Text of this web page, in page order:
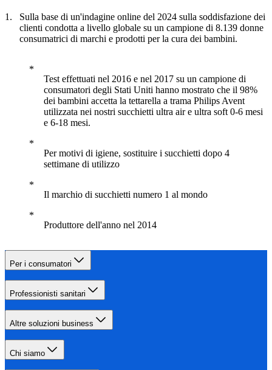
Sulla base di un'indagine online del 2024 sulla soddisfazione dei
clienti condotta a livello globale su un campione di 8.139 donne
consumatrici di marchi e prodotti per la cura dei bambini.
Test effettuati nel 2016 e nel 2017 su un campione di
consumatori degli Stati Uniti hanno mostrato che il 98%
dei bambini accetta la tettarella a trama Philips Avent
utilizzata nei nostri succhietti ultra air e ultra soft 0-6 mesi
e 6-18 mesi.
Per motivi di igiene, sostituire i succhietti dopo 4
settimane di utilizzo
Il marchio di succhietti numero 1 al mondo
Produttore dell'anno nel 2014
Per i consumatori
Professionisti sanitari
Altre soluzioni business
Chi siamo